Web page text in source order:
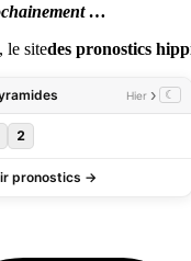
…
, le sitedes pronostics